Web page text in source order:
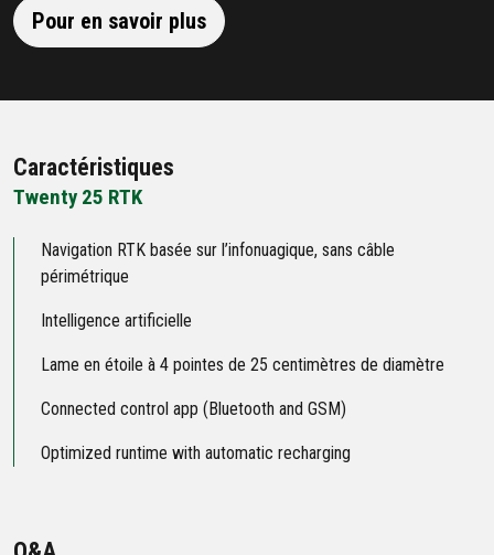
Pour en savoir plus
Caractéristiques
Twenty 25 RTK
Navigation RTK basée sur l’infonuagique, sans câble
périmétrique
Intelligence artificielle
Lame en étoile à 4 pointes de 25 centimètres de diamètre
Connected control app (Bluetooth and GSM)
Optimized runtime with automatic recharging